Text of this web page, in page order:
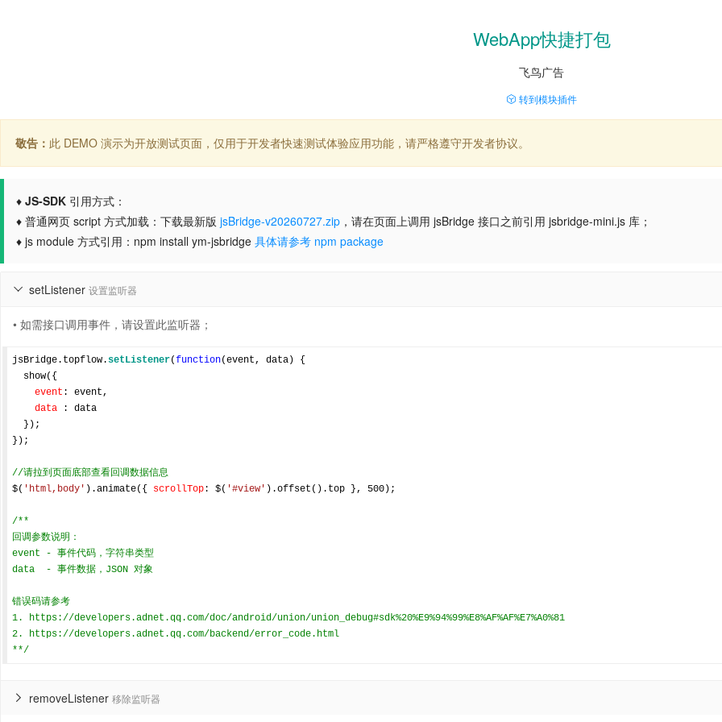
WebApp快捷打包
飞鸟广告
转到模块插件
敬告： 此 DEMO 演示为开放测试页面，仅用于开发者快速测试体验应用功能，请严格遵守开发者协议。
♦ JS-SDK 引用方式：
♦ 普通网页 script 方式加载：下载最新版 jsBridge-v20260727.zip ，请在页面上调用 jsBridge 接口之前引用 jsbridge-mini.js 库；
♦ js module 方式引用：npm install ym-jsbridge 具体请参考 npm package
setListener 设置监听器

• 如需接口调用事件，请设置此监听器；
jsBridge.topflow.setListener(function(event, data ) {
event : event,
data : data
});
//请拉到页面底部查看回调数据信息
$( 'html,body' ).animate({ scrollTop: $( '#view' ).offset().top }, 500 );
/**
回调参数说明：
event - 事件代码，字符串类型
data  - 事件数据，JSON 对象
错误码请参考
1. https://developers.adnet.qq.com/doc/android/union/union_debug#sdk%20%E9%94%99%E8%AF%AF%E7%A0%81
2. https://developers.adnet.qq.com/backend/error_code.html
**/
removeListener 移除监听器
